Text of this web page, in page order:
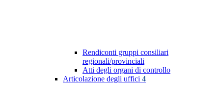
Rendiconti gruppi consiliari
regionali/provinciali
Atti degli organi di controllo
Articolazione degli uffici 4